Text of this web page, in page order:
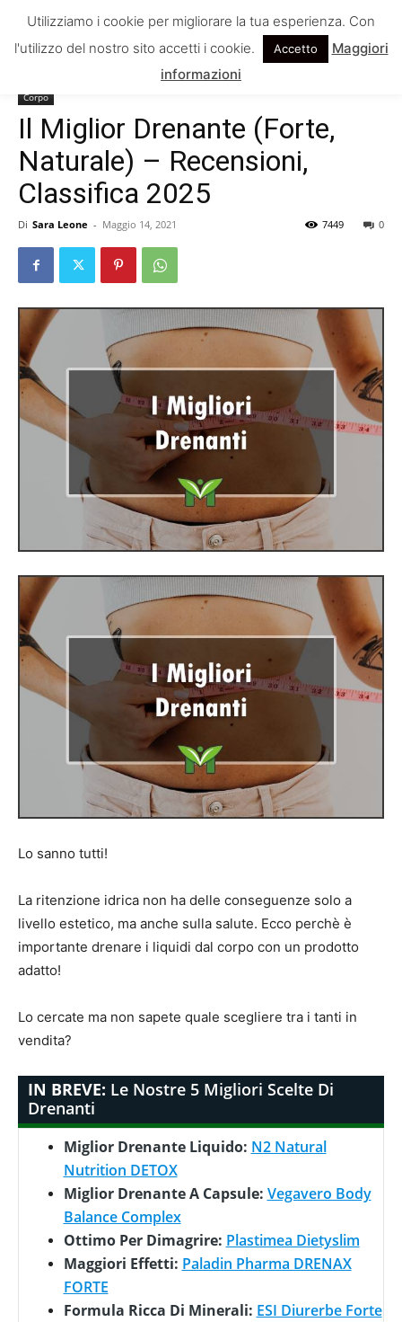
Corpo
Il Miglior Drenante (Forte,
Naturale) – Recensioni,
Classifica 2025
Di Sara Leone - Maggio 14, 2021 0
7449
Lo sanno tutti!
La ritenzione idrica non ha delle conseguenze solo a
livello estetico, ma anche sulla salute. Ecco perchè è
importante drenare i liquidi dal corpo con un prodotto
adatto!
Lo cercate ma non sapete quale scegliere tra i tanti in
vendita?
IN BREVE: Le Nostre 5 Migliori Scelte Di
Drenanti
Miglior Drenante Liquido: N2 Natural
Nutrition DETOX
Miglior Drenante A Capsule: Vegavero Body
Balance Complex
Ottimo Per Dimagrire: Plastimea Dietyslim
Maggiori Effetti: Paladin Pharma DRENAX
FORTE
Formula Ricca Di Minerali: ESI Diurerbe Forte
Utilizziamo i cookie per migliorare la tua esperienza. Con
l'utilizzo del nostro sito accetti i cookie.
Accetto
Maggiori
informazioni